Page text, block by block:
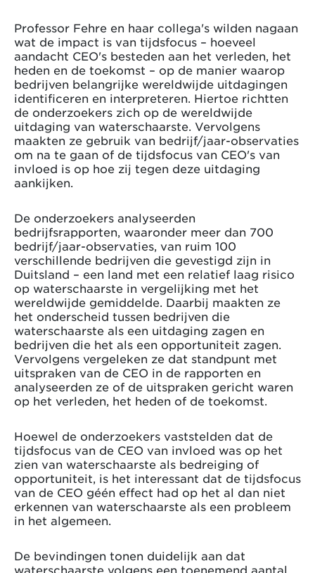
Professor Fehre en haar collega's wilden nagaan
wat de impact is van tijdsfocus – hoeveel
aandacht CEO's besteden aan het verleden, het
heden en de toekomst – op de manier waarop
bedrijven belangrijke wereldwijde uitdagingen
identificeren en interpreteren. Hiertoe richtten
de onderzoekers zich op de wereldwijde
uitdaging van waterschaarste. Vervolgens
maakten ze gebruik van bedrijf/jaar-observaties
om na te gaan of de tijdsfocus van CEO's van
invloed is op hoe zij tegen deze uitdaging
aankijken.
De onderzoekers analyseerden
bedrijfsrapporten, waaronder meer dan 700
bedrijf/jaar-observaties, van ruim 100
verschillende bedrijven die gevestigd zijn in
Duitsland – een land met een relatief laag risico
op waterschaarste in vergelijking met het
wereldwijde gemiddelde. Daarbij maakten ze
het onderscheid tussen bedrijven die
waterschaarste als een uitdaging zagen en
bedrijven die het als een opportuniteit zagen.
Vervolgens vergeleken ze dat standpunt met
uitspraken van de CEO in de rapporten en
analyseerden ze of de uitspraken gericht waren
op het verleden, het heden of de toekomst.
Hoewel de onderzoekers vaststelden dat de
tijdsfocus van de CEO van invloed was op het
zien van waterschaarste als bedreiging of
opportuniteit, is het interessant dat de tijdsfocus
van de CEO géén effect had op het al dan niet
erkennen van waterschaarste als een probleem
in het algemeen.
De bevindingen tonen duidelijk aan dat
waterschaarste volgens een toenemend aantal